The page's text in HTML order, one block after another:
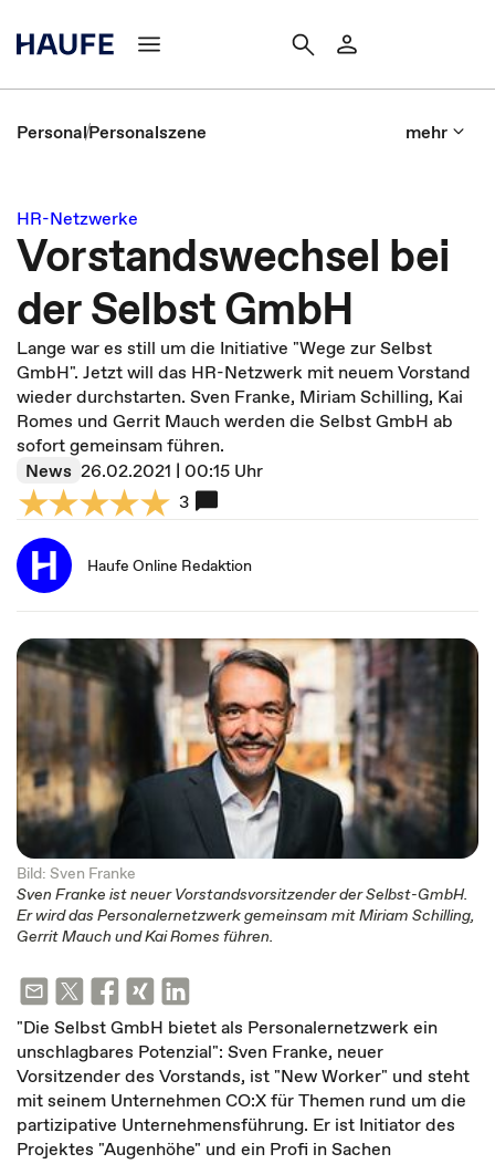
PersonalPersonalszene mehr
HR-Netzwerke
Vorstandswechsel bei
der Selbst GmbH
Lange war es still um die Initiative "Wege zur Selbst
GmbH". Jetzt will das HR-Netzwerk mit neuem Vorstand
wieder durchstarten. Sven Franke, Miriam Schilling, Kai
Romes und Gerrit Mauch werden die Selbst GmbH ab
sofort gemeinsam führen.
News 26.02.2021 | 00:15 Uhr
3
Haufe Online Redaktion
Bild: Sven Franke
Sven Franke ist neuer Vorstandsvorsitzender der Selbst-GmbH.
Er wird das Personalernetzwerk gemeinsam mit Miriam Schilling,
Gerrit Mauch und Kai Romes führen.
"Die Selbst GmbH bietet als Personalernetzwerk ein
unschlagbares Potenzial": Sven Franke, neuer
Vorsitzender des Vorstands, ist "New Worker" und steht
mit seinem Unternehmen CO:X für Themen rund um die
partizipative Unternehmensführung. Er ist Initiator des
Projektes "Augenhöhe" und ein Profi in Sachen